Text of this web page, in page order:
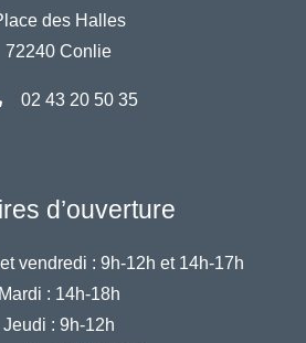
des Halles
72240 Conlie
02 43 20 50 35
d’ouverture
vendredi : 9h-12h et 14h-17h
Mardi : 14h-18h
Jeudi : 9h-12h